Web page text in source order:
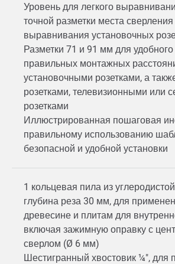
Уровень для легкого
точной разметки места сверления
выравнивания установочных
Разметки 71 и 91 мм для
правильных монтажных
установочными розетками, а
розетками, телевизионными или
розетками
Иллюстрированная пошаговая
правильному использованию
безопасной и удобной установки
1 кольцевая пила из
глубина реза 30 мм, для
древесине и плитам для
включая зажимную оправку с
сверлом (Ø 6 мм)
Шестигранный хвостовик ¼", для